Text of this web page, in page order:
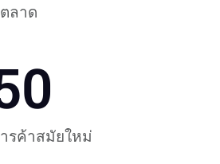
ลาด
รค้าสมัยใหม่